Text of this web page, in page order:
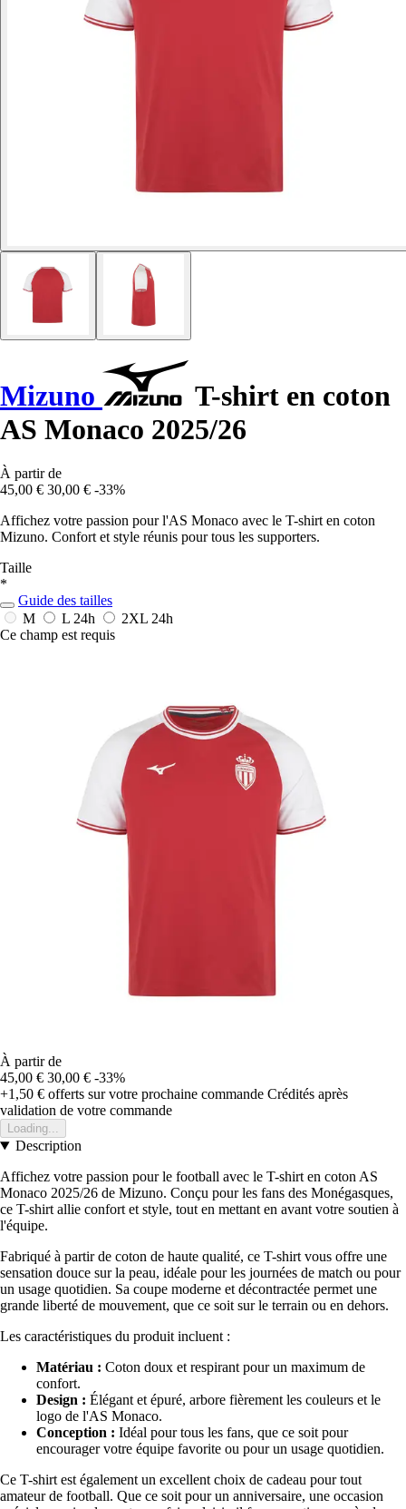
Mizuno
T-shirt en coton
AS Monaco 2025/26
À partir de
45,00 € 30,00 € -33%
Affichez votre passion pour l'AS Monaco avec le T-shirt en coton
Mizuno. Confort et style réunis pour tous les supporters.
Taille
*
Guide des tailles
M
L 24h 2XL 24h
Ce champ est requis
À partir de
45,00 € 30,00 € -33%
+1,50 € offerts sur votre prochaine commande Crédités après
validation de votre commande
Loading...
Description
Affichez votre passion pour le football avec le T-shirt en coton AS
Monaco 2025/26 de Mizuno. Conçu pour les fans des Monégasques,
ce T-shirt allie confort et style, tout en mettant en avant votre soutien à
l'équipe.
Fabriqué à partir de coton de haute qualité, ce T-shirt vous offre une
sensation douce sur la peau, idéale pour les journées de match ou pour
un usage quotidien. Sa coupe moderne et décontractée permet une
grande liberté de mouvement, que ce soit sur le terrain ou en dehors.
Les caractéristiques du produit incluent :
Matériau : Coton doux et respirant pour un maximum de
confort.
Design : Élégant et épuré, arbore fièrement les couleurs et le
logo de l'AS Monaco.
Conception : Idéal pour tous les fans, que ce soit pour
encourager votre équipe favorite ou pour un usage quotidien.
Ce T-shirt est également un excellent choix de cadeau pour tout
amateur de football. Que ce soit pour un anniversaire, une occasion